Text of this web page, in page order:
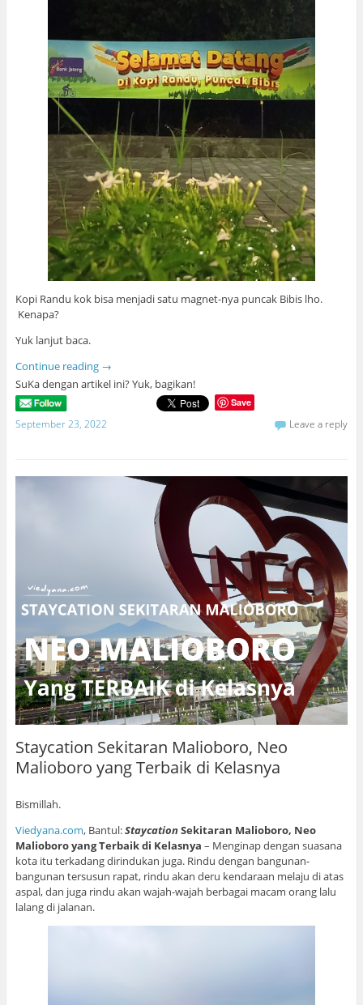
Kopi Randu kok bisa menjadi satu magnet-nya puncak Bibis lho.
Kenapa?
Yuk lanjut baca.
Continue reading →
SuKa dengan artikel ini? Yuk, bagikan!
Save
September 23, 2022 Leave a reply
Staycation Sekitaran Malioboro, Neo
Malioboro yang Terbaik di Kelasnya
Bismillah.
Viedyana.com, Bantul:Staycation Sekitaran Malioboro, Neo
Malioboro yang Terbaik di Kelasnya – Menginap dengan suasana
kota itu terkadang dirindukan juga. Rindu dengan bangunan-
bangunan tersusun rapat, rindu akan deru kendaraan melaju di atas
aspal, dan juga rindu akan wajah-wajah berbagai macam orang lalu
lalang di jalanan.